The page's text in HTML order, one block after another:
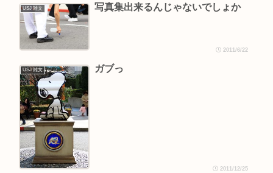
USJ 雑文 写真集出来るんじゃないでしょか
2011/6/22
USJ 雑文 ガブっ
2011/12/25